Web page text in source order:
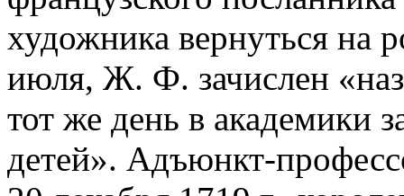
художника вер­нуться на
июля, Ж. Ф. зачислен
тот же день в академики
детей». Адъюнкт-